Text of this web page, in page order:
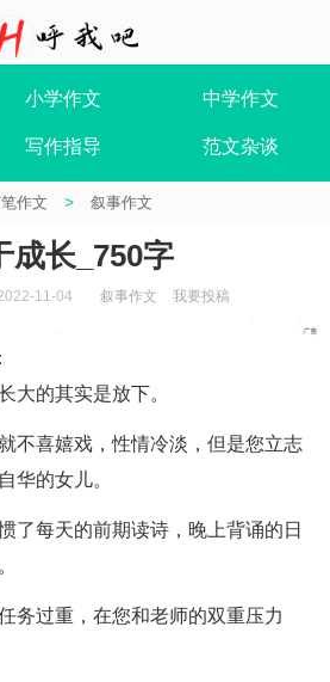
小学作文 中学作文
写作指导 范文杂谈
作文 > 叙事作文
成长_750字
11-04 叙事作文 我要投稿
大的其实是放下。
喜嬉戏，性情冷淡，但是您立志
华的女儿。
每天的前期读诗，晚上背诵的日
过重，在您和老师的双重压力